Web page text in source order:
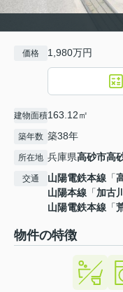
価格 1,980万円
建物面積163.12㎡
築年数 築38年
所在地 兵庫県高砂市高
交通 山陽電鉄本線 「
山陽本線 「加古川
山陽電鉄本線 「
物件の特徴